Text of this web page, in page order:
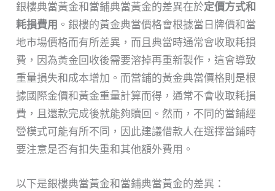
銀樓典當黃金和當鋪典當黃金的差異在於定價方式和
耗損費用 。銀樓的黃金典當價格會根據當日牌價和當
地市場價格而有所差異，而且典當時通常會收取耗損
費，因為黃金回收後需要溶掉再重新製作，這會導致
重量損失和成本增加。而當鋪的黃金典當價格則是根
據國際金價和黃金重量計算而得，通常不會收取耗損
費，且還款完成後就能夠贖回。然而，不同的當鋪經
營模式可能有所不同，因此建議借款人在選擇當鋪時
要注意是否有扣失重和其他額外費用。
以下是銀樓典當黃金和當鋪典當黃金的差異：